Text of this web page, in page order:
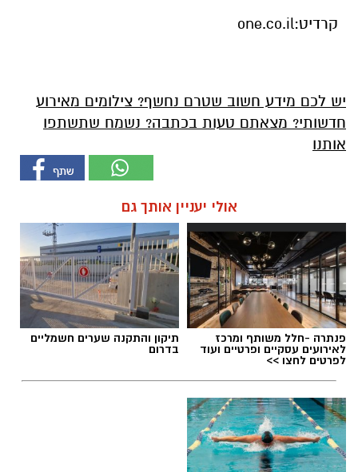
קרדיט:one.co.il
יש לכם מידע חשוב שטרם נחשף? צילומים מאירוע
חדשותי? מצאתם טעות בכתבה? נשמח שתשתפו
אותנו
אולי יעניין אותך גם
פנתרה -חלל משותף ומרכז
לאירועים עסקיים ופרטיים ועוד
לפרטים לחצו >>
תיקון והתקנה שערים חשמליים
בדרום